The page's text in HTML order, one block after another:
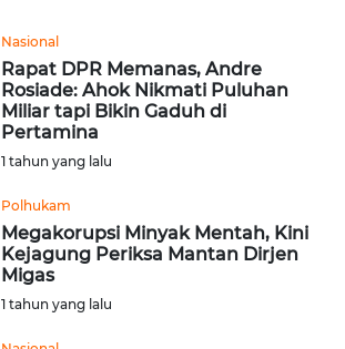
Nasional
Rapat DPR Memanas, Andre
Rosiade: Ahok Nikmati Puluhan
Miliar tapi Bikin Gaduh di
Pertamina
1 tahun yang lalu
Polhukam
Megakorupsi Minyak Mentah, Kini
Kejagung Periksa Mantan Dirjen
Migas
1 tahun yang lalu